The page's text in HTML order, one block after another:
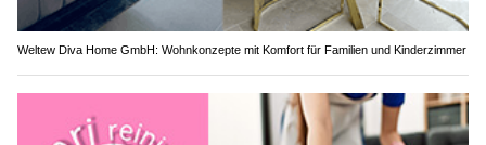
Weltew Diva Home GmbH: Wohnkonzepte mit Komfort für Familien und Kinderzimmer